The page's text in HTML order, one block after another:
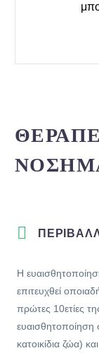
Η
επιτευχθεί
πρώτες 10ετίες
ευαισθητοποίηση
κατοικίδια ζώα)